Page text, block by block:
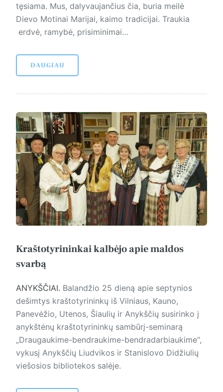
tęsiama. Mus, dalyvaujančius čia, buria meilė
Dievo Motinai Marijai, kaimo tradicijai. Traukia
erdvė, ramybė, prisiminimai…
DAUGIAU
Kraštotyrininkai kalbėjo apie maldos
svarbą
ANYKŠČIAI. Balandžio 25 dieną apie septynios
dešimtys kraštotyrininkų iš Vilniaus, Kauno,
Panevėžio, Utenos, Šiaulių ir Anykščių susirinko į
anykštėnų kraštotyrininkų sambūrį-seminarą
„Draugaukime-bendraukime-bendradarbiaukime“,
vykusį Anykščių Liudvikos ir Stanislovo Didžiulių
viešosios bibliotekos salėje.